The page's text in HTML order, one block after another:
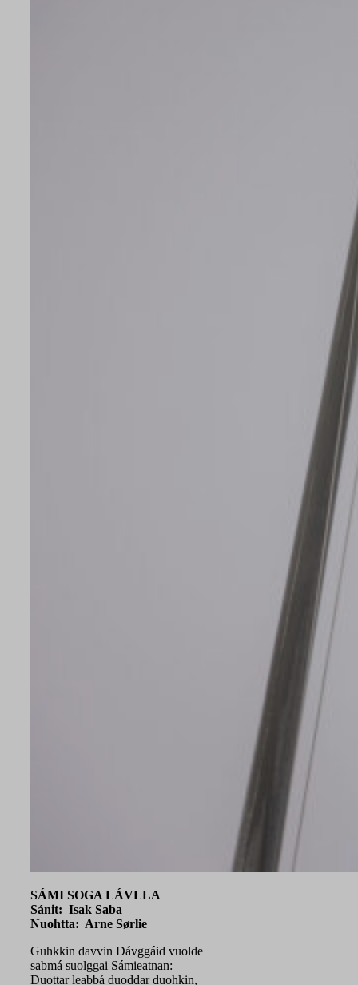
SÁMI SOGA LÁVLLA
Sánit: Isak Saba
Nuohtta: Arne Sørlie
Guhkkin davvin Dávggáid vuolde
sabmá suolggai Sámieatnan:
Duottar leabbá duoddar duohkin,